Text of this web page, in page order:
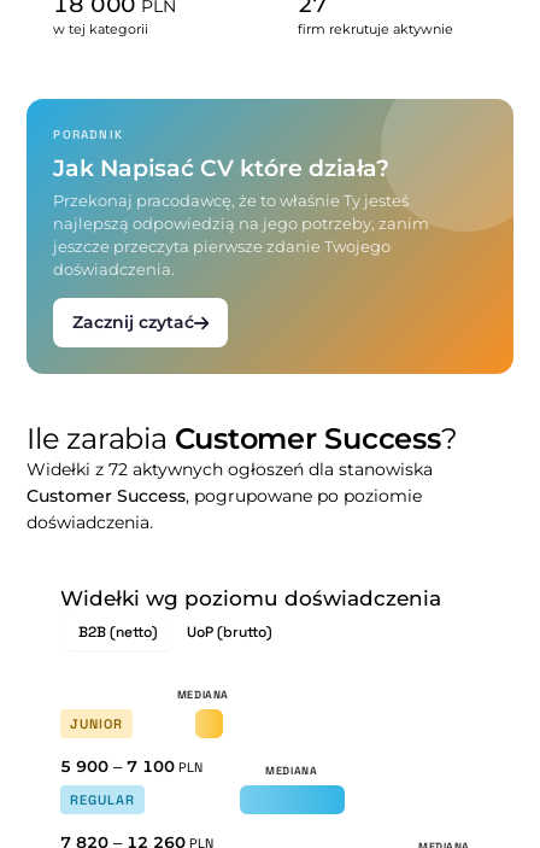
PLN
w tej kategorii firm rekrutuje aktywnie
PORADNIK
Jak Napisać CV które działa?
Przekonaj pracodawcę, że to właśnie Ty jesteś
najlepszą odpowiedzią na jego potrzeby, zanim
jeszcze przeczyta pierwsze zdanie Twojego
doświadczenia.
Zacznij czytać
Ile zarabia Customer Success?
Widełki z 72 aktywnych ogłoszeń dla stanowiska
Customer Success, pogrupowane po poziomie
doświadczenia.
Widełki wg poziomu doświadczenia
B2B (netto) UoP (brutto)
JUNIOR
5 900 – 7 100 PLN
REGULAR
7 820 – 12 260 PLN